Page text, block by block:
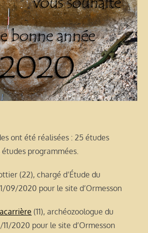
ont été réalisées : 25 études
programmées.
(22), chargé d’Étude du
09/2020 pour le site d’Ormesson
(11), archéozoologue du
2020 pour le site d’Ormesson